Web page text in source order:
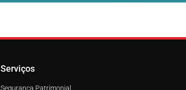
Serviços
Segurança Patrimonial